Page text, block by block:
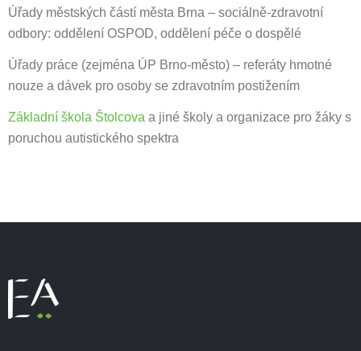
Úřady městských částí města Brna – sociálně-zdravotní
odbory: oddělení OSPOD, oddělení péče o dospělé
Úřady práce (zejména ÚP Brno-město) – referáty hmotné
nouze a dávek pro osoby se zdravotním postižením
Základní škola Štolcova a jiné školy a organizace pro žáky s
poruchou autistického spektra